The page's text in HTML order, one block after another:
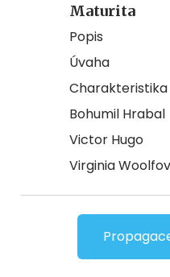
Maturita
Popis
Úvaha
Charakteristika
Bohumil Hrabal
Victor Hugo
Virginia